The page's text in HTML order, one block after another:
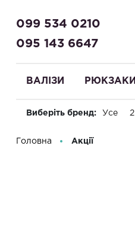
099 534 0210
095 143 6647
ВАЛІЗИ РЮКЗАКИ
Виберіть бренд: Усе 2
Головна Акції